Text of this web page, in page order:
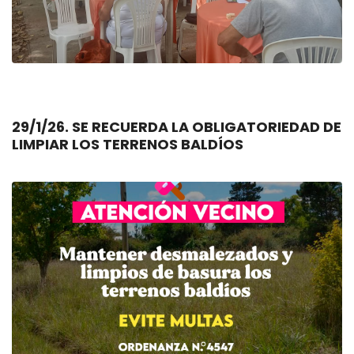
29/1/26. SE RECUERDA LA OBLIGATORIEDAD DE
LIMPIAR LOS TERRENOS BALDÍOS